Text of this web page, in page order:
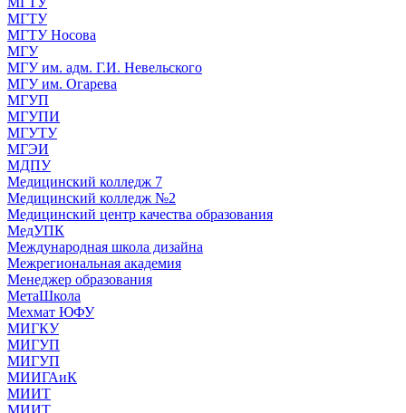
МГТУ
МГТУ Носова
МГУ
МГУ им. адм. Г.И. Невельского
МГУ им. Огарева
МГУП
МГУПИ
МГУТУ
МГЭИ
МДПУ
Медицинский колледж 7
Медицинский колледж №2
Медицинский центр качества образования
МедУПК
Международная школа дизайна
Межрегиональная академия
Менеджер образования
МетаШкола
Мехмат ЮФУ
МИГКУ
МИГУП
МИГУП
МИИГАиК
МИИТ
МИИТ